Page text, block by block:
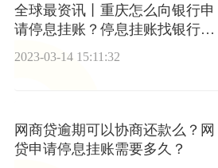
全球最资讯丨重庆怎么向银行申
请停息挂账？停息挂账找银行什
2023-03-14 15:11:32
网商贷逾期可以协商还款么？网
贷申请停息挂账需要多久？